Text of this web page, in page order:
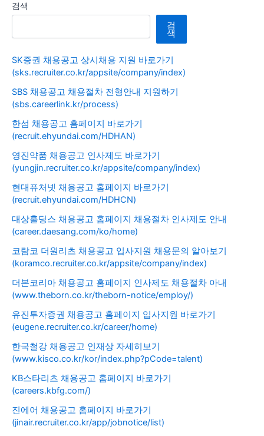
검색
검
색
SK증권 채용공고 상시채용 지원 바로가기
(sks.recruiter.co.kr/appsite/company/index)
SBS 채용공고 채용절차 전형안내 지원하기
(sbs.careerlink.kr/process)
한섬 채용공고 홈페이지 바로가기
(recruit.ehyundai.com/HDHAN)
영진약품 채용공고 인사제도 바로가기
(yungjin.recruiter.co.kr/appsite/company/index)
현대퓨처넷 채용공고 홈페이지 바로가기
(recruit.ehyundai.com/HDHCN)
대상홀딩스 채용공고 홈페이지 채용절차 인사제도 안내
(career.daesang.com/ko/home)
코람코 더원리츠 채용공고 입사지원 채용문의 알아보기
(koramco.recruiter.co.kr/appsite/company/index)
더본코리아 채용공고 홈페이지 인사제도 채용절차 아내
(www.theborn.co.kr/theborn-notice/employ/)
유진투자증권 채용공고 홈페이지 입사지원 바로가기
(eugene.recruiter.co.kr/career/home)
한국철강 채용공고 인재상 자세히보기
(www.kisco.co.kr/kor/index.php?pCode=talent)
KB스타리츠 채용공고 홈페이지 바로가기
(careers.kbfg.com/)
진에어 채용공고 홈페이지 바로가기
(jinair.recruiter.co.kr/app/jobnotice/list)